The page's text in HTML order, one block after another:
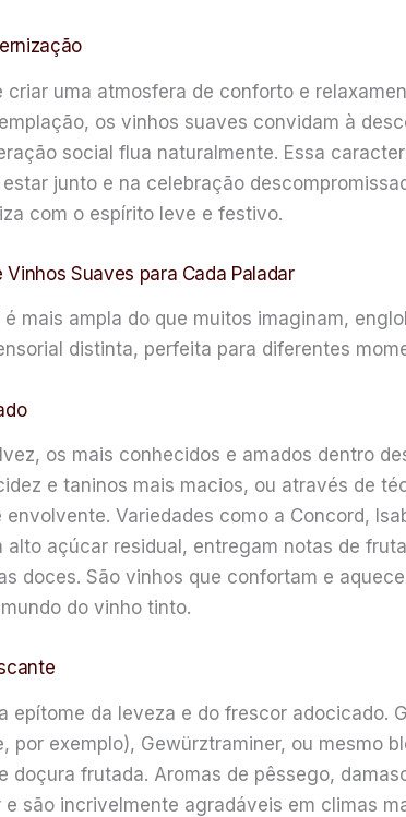
criar uma atmosfera de conforto e
os vinhos suaves convidam à
social flua naturalmente. Essa
junto e na celebração
com o espírito leve e festivo.
Suaves para Cada Paladar
mais ampla do que muitos imaginam,
distinta, perfeita para diferentes
os mais conhecidos e amados dentro
e taninos mais macios, ou através de
Variedades como a Concord,
açúcar residual, entregam notas de
doces. São vinhos que confortam e
do vinho tinto.
epítome da leveza e do frescor adocicado.
por exemplo), Gewürztraminer, ou mesmo
doçura frutada. Aromas de pêssego,
são incrivelmente agradáveis em climas